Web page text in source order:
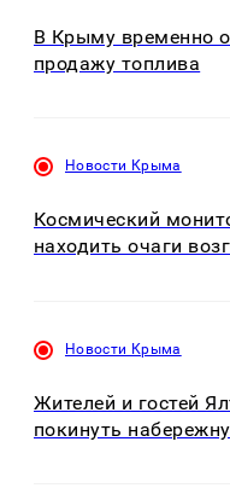
В Крыму временно
продажу топлива
Новости Крыма
Космический
находить очаги
Новости Крыма
Жителей и гостей
покинуть